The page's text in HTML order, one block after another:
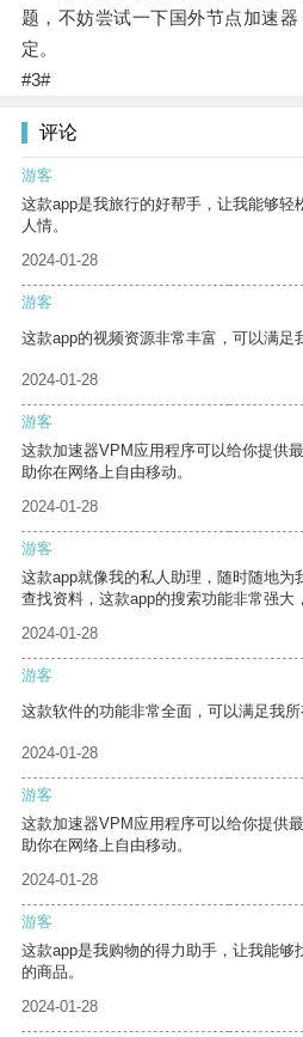
题，不妨尝试一下国外节点加速
定。
#3#
评论
游客
这款app是我旅行的好帮手，让我能够轻
人情。
2024-01-28
游客
这款app的视频资源非常丰富，可以满足
2024-01-28
游客
这款加速器VPM应用程序可以给你提供
助你在网络上自由移动。
2024-01-28
游客
这款app就像我的私人助理，随时随地为
查找资料，这款app的搜索功能非常强大
2024-01-28
游客
这款软件的功能非常全面，可以满足我所
2024-01-28
游客
这款加速器VPM应用程序可以给你提供
助你在网络上自由移动。
2024-01-28
游客
这款app是我购物的得力助手，让我能够
的商品。
2024-01-28